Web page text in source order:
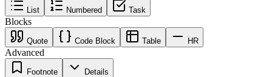
List Numbered Task
Blocks
Quote Code Block Table HR
Advanced
Footnote Details